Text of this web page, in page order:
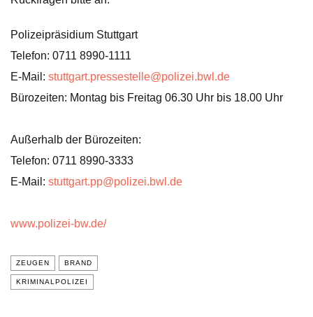
Polizeipräsidium Stuttgart
Telefon: 0711 8990-1111
E-Mail: stuttgart.pressestelle@polizei.bwl.de
Bürozeiten: Montag bis Freitag 06.30 Uhr bis 18.00 Uhr
Außerhalb der Bürozeiten:
Telefon: 0711 8990-3333
E-Mail: stuttgart.pp@polizei.bwl.de
www.polizei-bw.de/
ZEUGEN BRAND
KRIMINALPOLIZEI